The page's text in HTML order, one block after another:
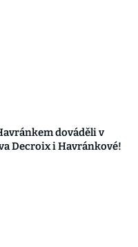
dováděli v
Decroix i Havránkové!